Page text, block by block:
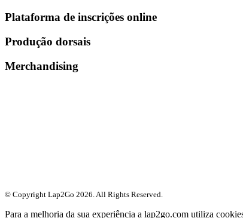
Plataforma de inscrições online
Produção dorsais
Merchandising
© Copyright Lap2Go 2026. All Rights Reserved.
Para a melhoria da sua experiência a lap2go.com utiliza